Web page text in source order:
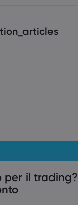
per il trading?